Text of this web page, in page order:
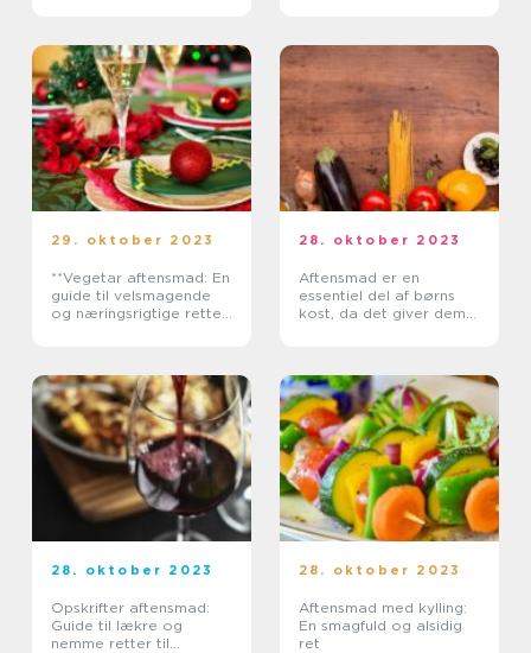
29. oktober 2023
**Vegetar aftensmad: En
guide til velsmagende
og næringsrigtige retter
28. oktober 2023
Aftensmad er en
essentiel del af børns
kost, da det giver dem
udvikle sig
28. oktober 2023
Opskrifter aftensmad:
Guide til lækre og
nemme retter til
28. oktober 2023
Aftensmad med kylling:
En smagfuld og alsidig
ret